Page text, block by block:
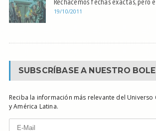
19/10/2011
SUBSCRÍBASE A NUESTRO
Reciba la información más relevante del Universo
y América Latina.